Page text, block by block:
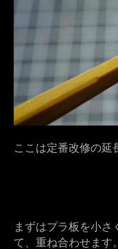
ここは定番改修の延
まずはプラ板を小
て、重ね合わせます。